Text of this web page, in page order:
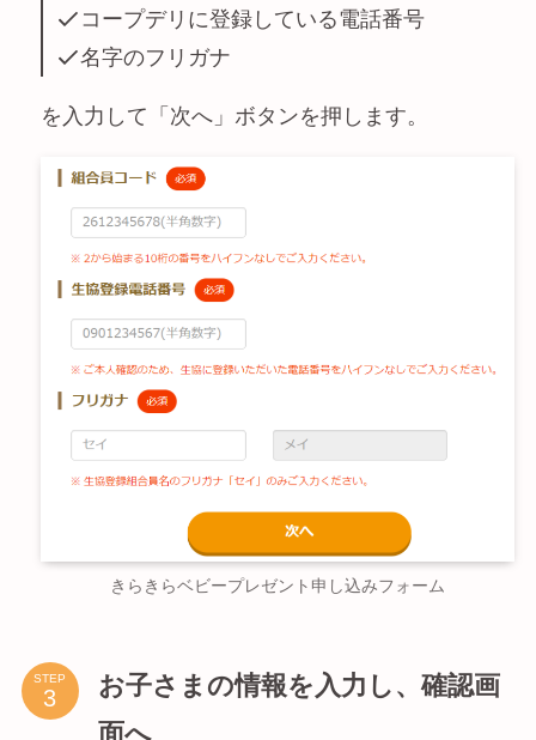
コープデリに登録している電話番号
名字のフリガナ
を入力して「次へ」ボタンを押します。
きらきらベビープレゼント申し込みフォーム
STEP
お子さまの情報を入力し、確認画
面へ